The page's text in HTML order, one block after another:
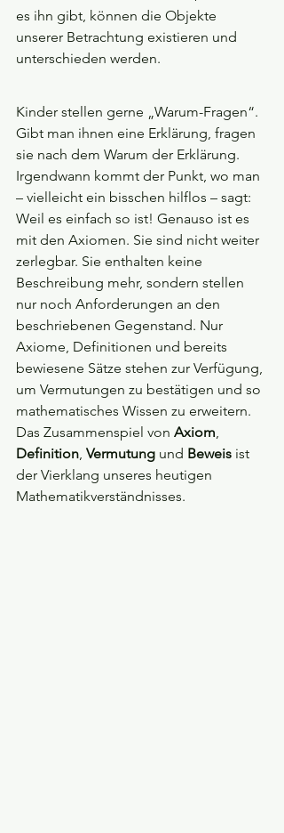
es ihn gibt, können die Objekte
unserer Betrachtung existieren und
unterschieden werden.
Kinder stellen gerne „Warum-Fragen“.
Gibt man ihnen eine Erklärung, fragen
sie nach dem Warum der Erklärung.
Irgendwann kommt der Punkt, wo man
– vielleicht ein bisschen hilflos – sagt:
Weil es einfach so ist! Genauso ist es
mit den Axiomen. Sie sind nicht weiter
zerlegbar. Sie enthalten keine
Beschreibung mehr, sondern stellen
nur noch Anforderungen an den
beschriebenen Gegenstand. Nur
Axiome, Definitionen und bereits
bewiesene Sätze stehen zur Verfügung,
um Vermutungen zu bestätigen und so
mathematisches Wissen zu erweitern.
Das Zusammenspiel von Axiom,
Definition, Vermutung und Beweis ist
der Vierklang unseres heutigen
Mathematikverständnisses.